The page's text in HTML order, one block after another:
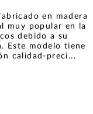
en madera
muy popular en la
debido a su
Este modelo tiene
calidad-preci...